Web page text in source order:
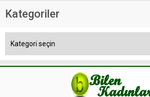
Kategoriler